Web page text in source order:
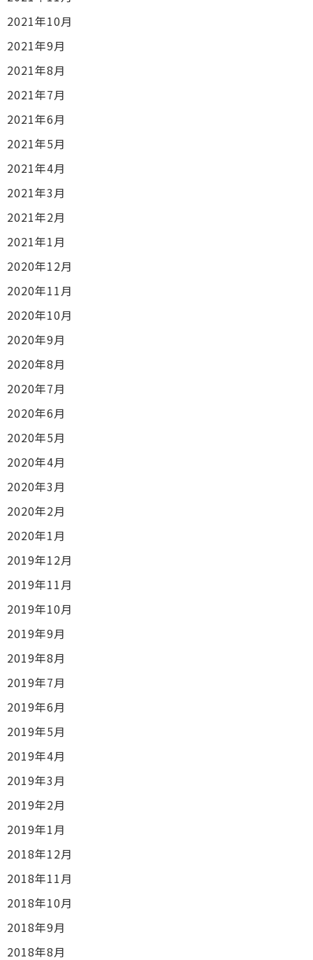
2021年10月
2021年9月
2021年8月
2021年7月
2021年6月
2021年5月
2021年4月
2021年3月
2021年2月
2021年1月
2020年12月
2020年11月
2020年10月
2020年9月
2020年8月
2020年7月
2020年6月
2020年5月
2020年4月
2020年3月
2020年2月
2020年1月
2019年12月
2019年11月
2019年10月
2019年9月
2019年8月
2019年7月
2019年6月
2019年5月
2019年4月
2019年3月
2019年2月
2019年1月
2018年12月
2018年11月
2018年10月
2018年9月
2018年8月